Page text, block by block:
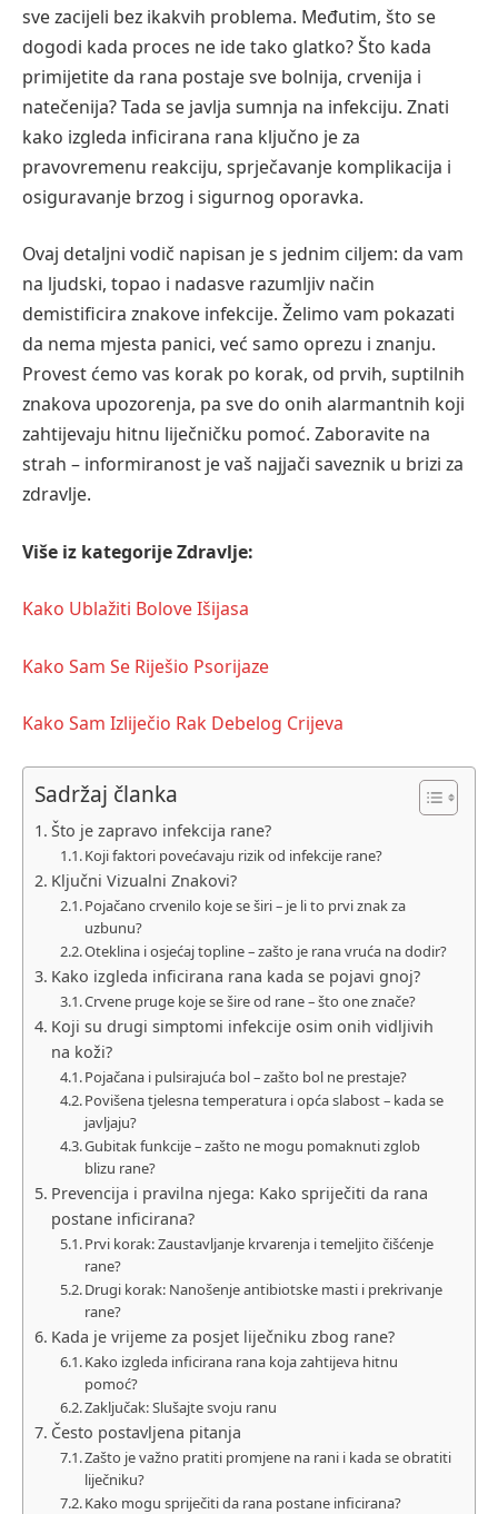
sve zacijeli bez ikakvih problema. Međutim, što se
dogodi kada proces ne ide tako glatko? Što kada
primijetite da rana postaje sve bolnija, crvenija i
natečenija? Tada se javlja sumnja na infekciju. Znati
kako izgleda inficirana rana ključno je za
pravovremenu reakciju, sprječavanje komplikacija i
osiguravanje brzog i sigurnog oporavka.
Ovaj detaljni vodič napisan je s jednim ciljem: da vam
na ljudski, topao i nadasve razumljiv način
demistificira znakove infekcije. Želimo vam pokazati
da nema mjesta panici, već samo oprezu i znanju.
Provest ćemo vas korak po korak, od prvih, suptilnih
znakova upozorenja, pa sve do onih alarmantnih koji
zahtijevaju hitnu liječničku pomoć. Zaboravite na
strah – informiranost je vaš najjači saveznik u brizi za
zdravlje.
Više iz kategorije Zdravlje:
Kako Ublažiti Bolove Išijasa
Kako Sam Se Riješio Psorijaze
Kako Sam Izliječio Rak Debelog Crijeva
Sadržaj članka
Što je zapravo infekcija rane?
Koji faktori povećavaju rizik od infekcije rane?
Ključni Vizualni Znakovi?
Pojačano crvenilo koje se širi – je li to prvi znak za
uzbunu?
Oteklina i osjećaj topline – zašto je rana vruća na dodir?
Kako izgleda inficirana rana kada se pojavi gnoj?
Crvene pruge koje se šire od rane – što one znače?
Koji su drugi simptomi infekcije osim onih vidljivih
na koži?
Pojačana i pulsirajuća bol – zašto bol ne prestaje?
Povišena tjelesna temperatura i opća slabost – kada se
javljaju?
Gubitak funkcije – zašto ne mogu pomaknuti zglob
blizu rane?
Prevencija i pravilna njega: Kako spriječiti da rana
postane inficirana?
Prvi korak: Zaustavljanje krvarenja i temeljito čišćenje
rane?
Drugi korak: Nanošenje antibiotske masti i prekrivanje
rane?
Kada je vrijeme za posjet liječniku zbog rane?
Kako izgleda inficirana rana koja zahtijeva hitnu
pomoć?
Zaključak: Slušajte svoju ranu
Često postavljena pitanja
Zašto je važno pratiti promjene na rani i kada se obratiti
liječniku?
Kako mogu spriječiti da rana postane inficirana?